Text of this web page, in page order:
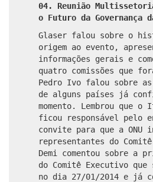
04. Reunião
o Futuro da Governança
Glaser falou sobre o
origem ao evento,
informações gerais e
quatro comissões que
Pedro Ivo falou sobre
de alguns países já
momento. Lembrou que o
ficou responsável pelo
convite para que a ONU
representantes do
Demi comentou sobre a
do Comitê Executivo
no dia 27/01/2014 e já